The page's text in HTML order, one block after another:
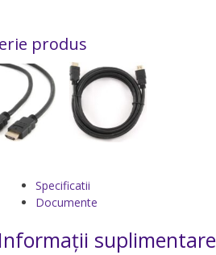
produs
Specificatii
Documente
Informații suplimentare